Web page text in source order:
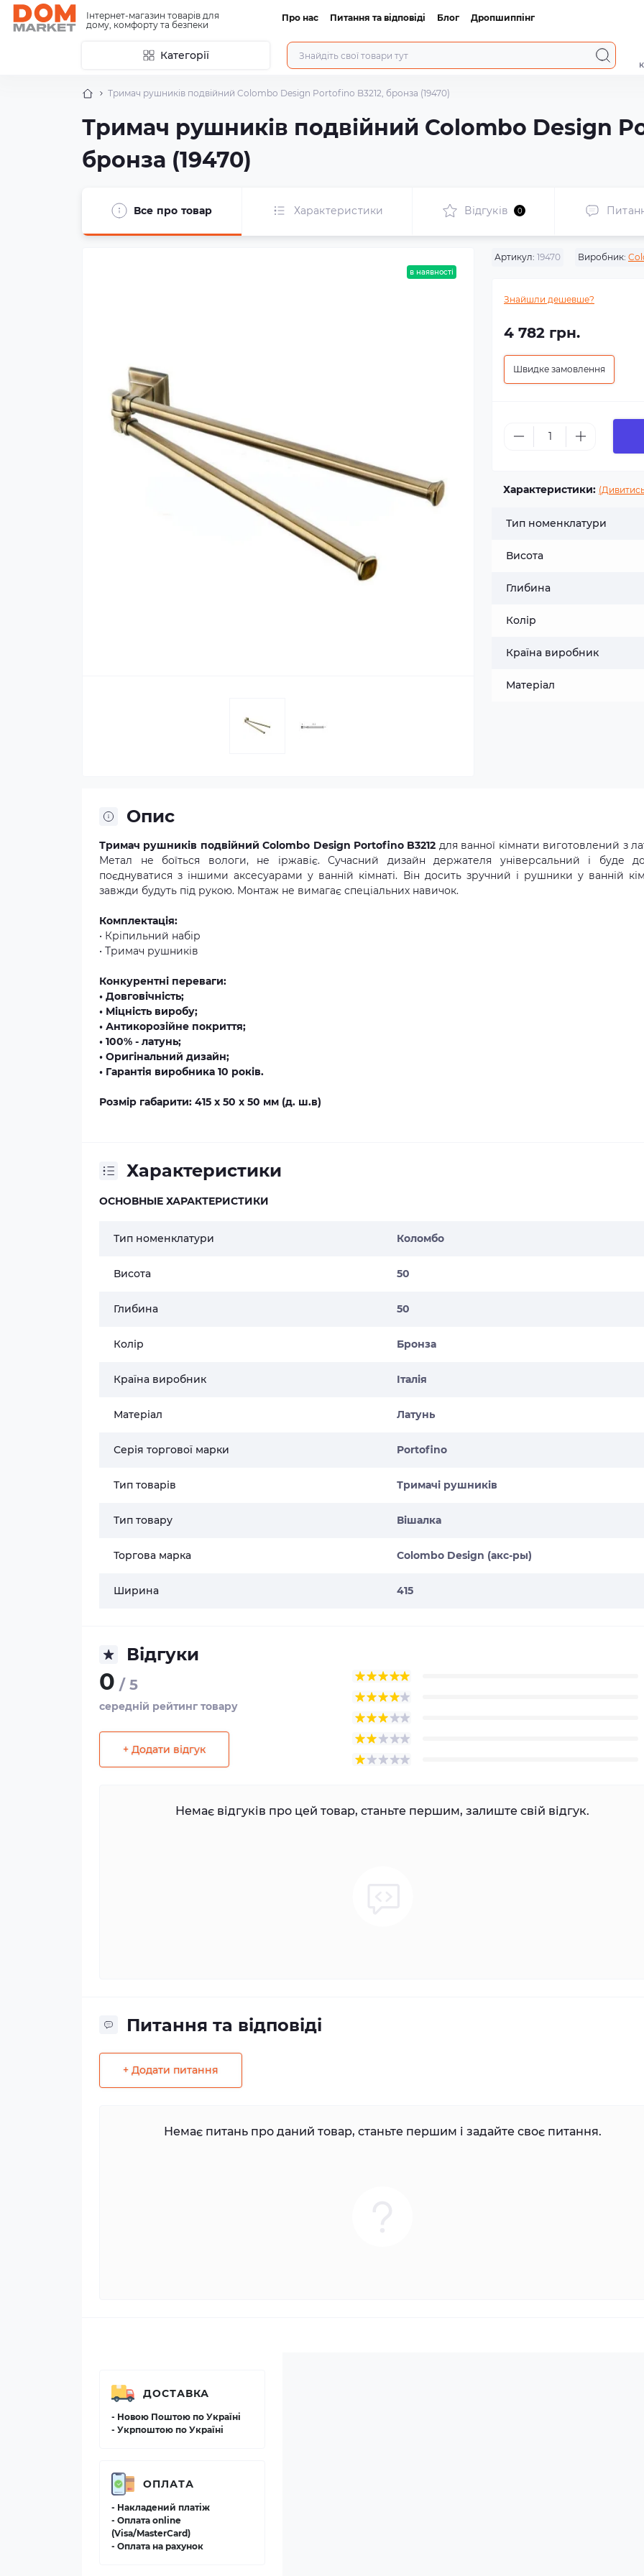
Інтернет-магазин товарів для
дому, комфорту та безпеки
Про нас Питання та відповіді Блог Дропшиппінг
Категорії
Тримач рушників подвійний Colombo Design Portofino B3212, бронза (19470)
Тримач рушників подвійний Colombo Design
бронза (19470)
Все про товар Характеристики Відгуків 0
в наявності
Артикул: 19470 Виробник:
Знайшли дешевше?
4 782 грн.
Швидке замовлення
Характеристики: (Дивитись
Тип номенклатури
Висота
Глибина
Колір
Країна виробник
Матеріал
Опис
Тримач рушників подвійний Colombo Design Portofino B3212 для ванної кімнати виготовлений з
Метал не боїться вологи, не іржавіє. Сучасний дизайн держателя універсальний і буде
поєднуватися з іншими аксесуарами у ванній кімнаті. Він досить зручний і рушники у ванній
завжди будуть під рукою. Монтаж не вимагає спеціальних навичок.
Комплектація:
• Кріпильний набір
• Тримач рушників
Конкурентні переваги:
• Довговічність;
• Міцність виробу;
• Антикорозійне покриття;
• 100% - латунь;
• Оригінальний дизайн;
• Гарантія виробника 10 років.
Розмір габарити: 415 х 50 х 50 мм (д. ш.в)
Характеристики
ОСНОВНЫЕ ХАРАКТЕРИСТИКИ
Тип номенклатури Коломбо
Висота 50
Глибина 50
Колір Бронза
Країна виробник Італія
Матеріал Латунь
Серія торгової марки Portofino
Тип товарів Тримачі рушників
Тип товару Вішалка
Торгова марка Colombo Design (акс-ры)
Ширина 415
Відгуки
0 / 5
середній рейтинг товару
+ Додати відгук
Немає відгуків про цей товар, станьте першим, залиште свій відгук.
Питання та відповіді
+ Додати питання
Немає питань про даний товар, станьте першим і задайте своє питання.
ДОСТАВКА
- Новою Поштою по Україні
- Укрпоштою по Україні
ОПЛАТА
- Накладений платіж
- Оплата online
(Visa/MasterCard)
- Оплата на рахунок